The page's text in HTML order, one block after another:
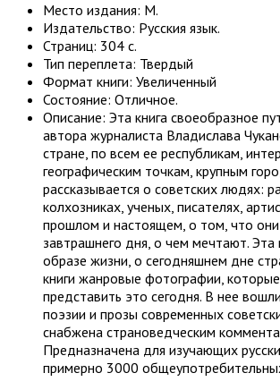
Место издания: М.
Издательство: Русския язык.
Страниц: 304 с.
Тип переплета: Твердый
Формат книги: Увеличенный
Состояние: Отличное.
Описание: Эта книга своеобразное
автора журналиста Владислава
стране, по всем ее республикам,
географическим точкам, крупным
рассказывается о советских людях:
колхозниках, ученых, писателях,
прошлом и настоящем, о том, что
завтрашнего дня, о чем мечтают. Эта
образе жизни, о сегодняшнем дне
книги жанровые фотографии,
представить это сегодня. В нее
поэзии и прозы современных
снабжена страноведческим
Предназначена для изучающих
примерно 3000